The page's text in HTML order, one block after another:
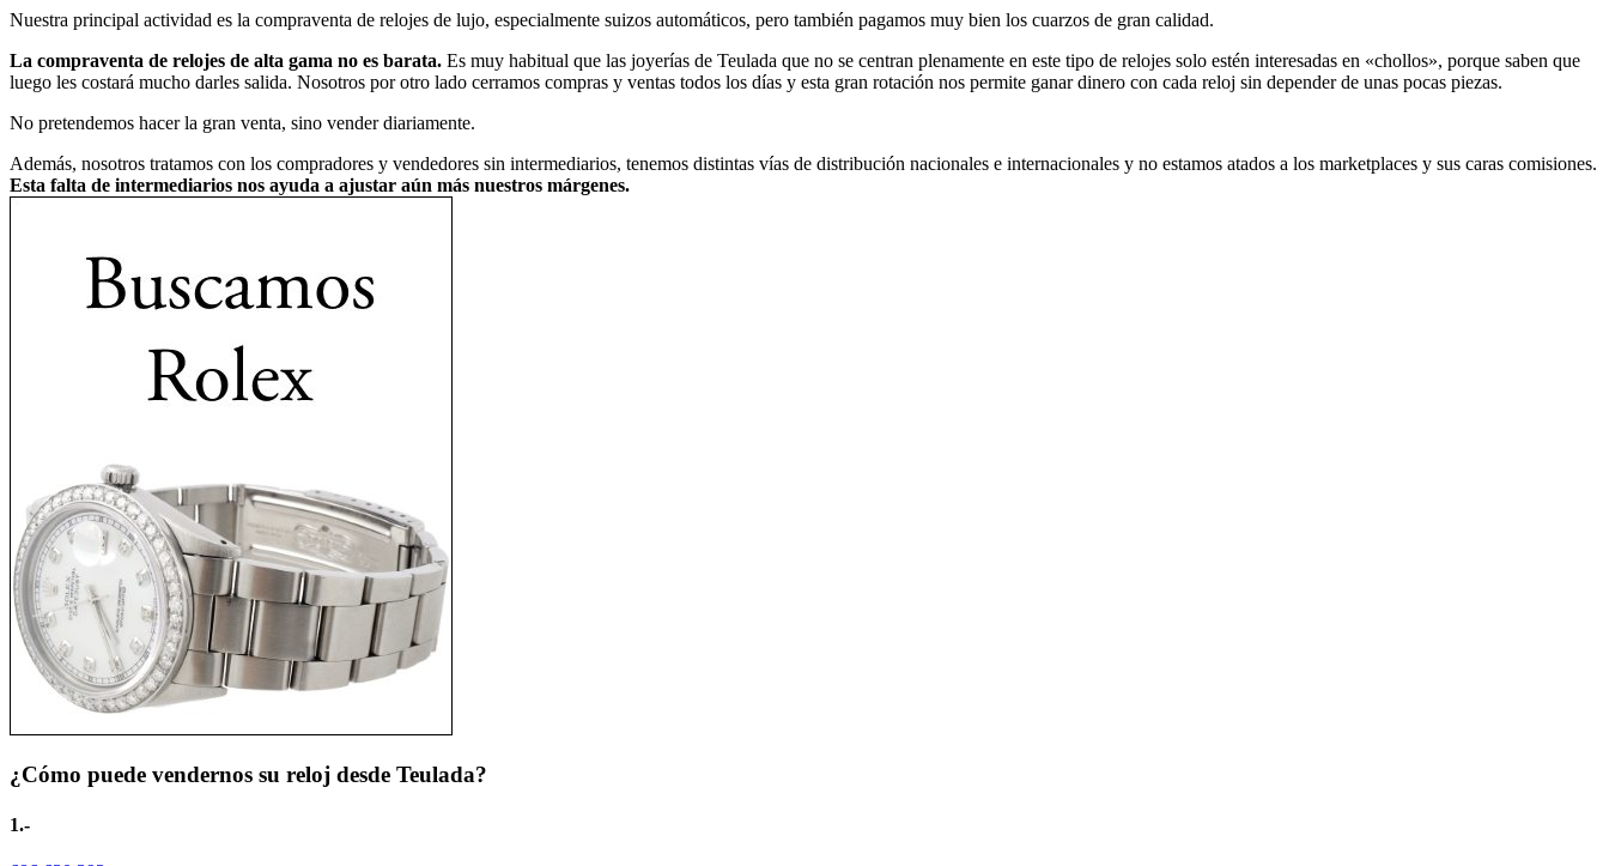
Nuestra principal actividad es la compraventa de relojes de lujo, especialmente suizos automáticos, pero también pagamos muy bien los cuarzos de gran calidad.
La compraventa de relojes de alta gama no es barata. Es muy habitual que las joyerías de Teulada que no se centran plenamente en este tipo de relojes solo estén interesadas en «chollos», porque saben que
luego les costará mucho darles salida. Nosotros por otro lado cerramos compras y ventas todos los días y esta gran rotación nos permite ganar dinero con cada reloj sin depender de unas pocas piezas.
No pretendemos hacer la gran venta, sino vender diariamente.
Además, nosotros tratamos con los compradores y vendedores sin intermediarios, tenemos distintas vías de distribución nacionales e internacionales y no estamos atados a los marketplaces y sus caras comisiones.
Esta falta de intermediarios nos ayuda a ajustar aún más nuestros márgenes.
¿Cómo puede vendernos su reloj desde Teulada?
1.-